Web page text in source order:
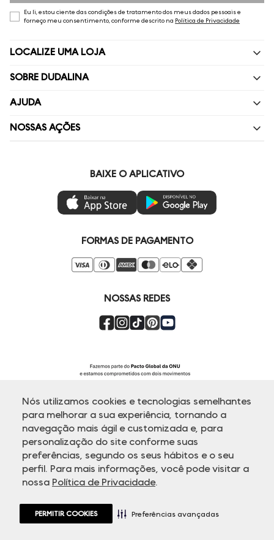
Nós utilizamos cookies e tecnologias semelhantes
para melhorar a sua experiência, tornando a
navegação mais ágil e customizada e, para
personalização do site conforme suas
preferências, segundo os seus hábitos e o seu
perfil. Para mais informações, você pode visitar a
nossa Política de Privacidade.
PERMITIR COOKIES Preferências avançadas
Eu li, estou ciente das condições de tratamento dos meus dados pessoais e
forneço meu consentimento, conforme descrito na Política de Privacidade
LOCALIZE UMA LOJA
SOBRE DUDALINA
Quem Somos
Nossas Lojas
Ética e Sustentabilidade
AJUDA
Perguntas Frequentes
Troca e Devoluções
Regulamentos
Compre pelo Whatsapp
NOSSAS AÇÕES
Mastercard
Azul Fidelidade
Venda Corporativa
Super Friday
BAIXE O APLICATIVO
FORMAS DE PAGAMENTO
NOSSAS REDES
© Copyright 2000-2026 - Todos os direitos reservados. A Dudalina
promoções e disponibilidade de estoque a qualquer momento.
Em caso de dúvidas:0800 770 5510.
Horário de Atendimentodas 8h às 20h de segunda a sexta-feira e